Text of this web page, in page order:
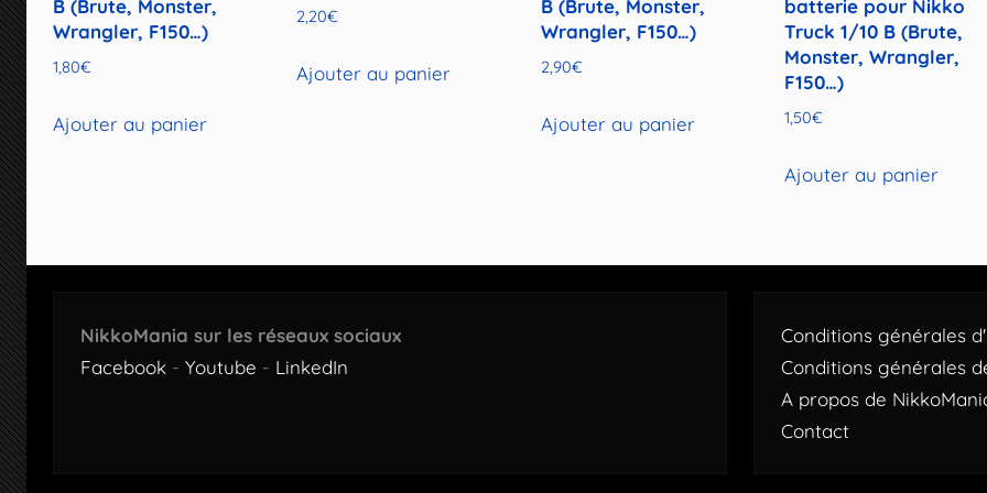
B (Brute, Monster,
Wrangler, F150…)
1,80€
Ajouter au panier
2,20€
Ajouter au panier
B (Brute, Monster,
Wrangler, F150…)
2,90€
Ajouter au panier
batterie pour Nikko
Truck 1/10 B (Brute,
Monster, Wrangler,
F150…)
1,50€
Ajouter au panier
NikkoMania sur les réseaux sociaux
Facebook - Youtube - LinkedIn
Conditions générales
Conditions générales
A propos de
Contact